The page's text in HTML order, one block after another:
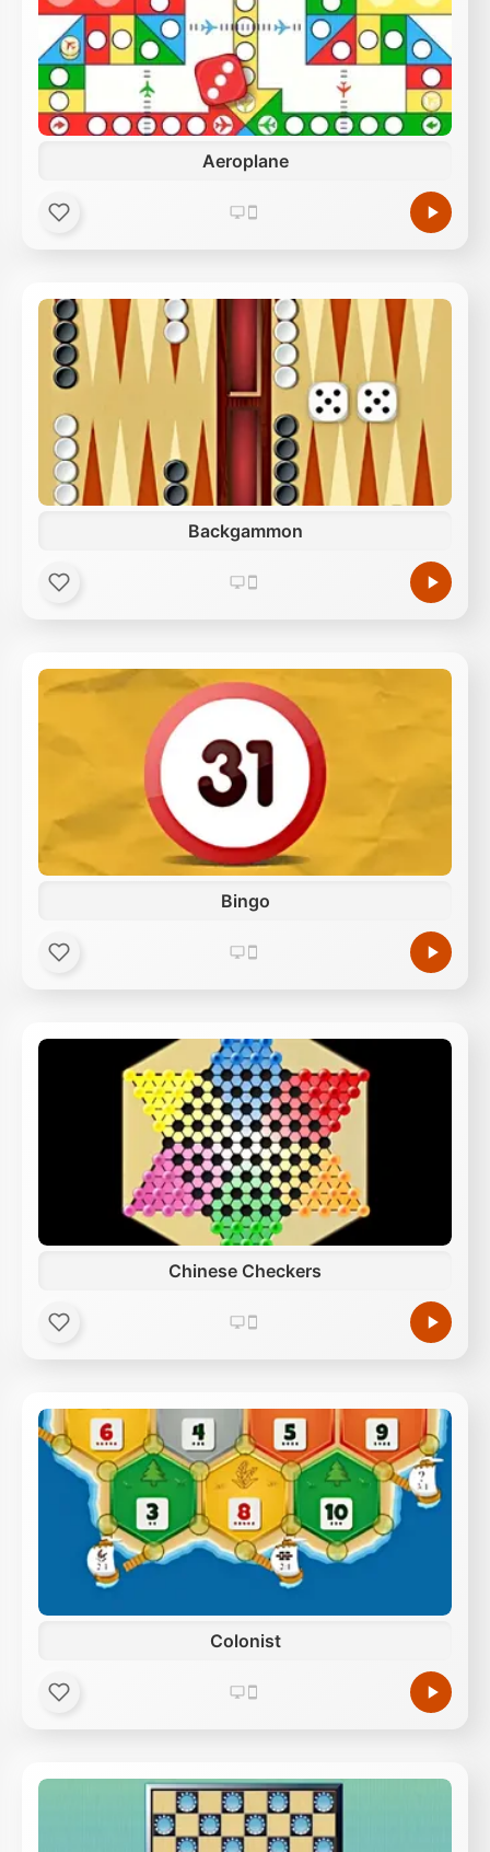
Aeroplane
Backgammon
Bingo
Chinese Checkers
Colonist